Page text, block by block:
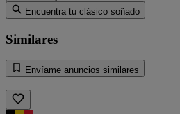
Encuentra tu clásico soñado
Similares
Envíame anuncios similares